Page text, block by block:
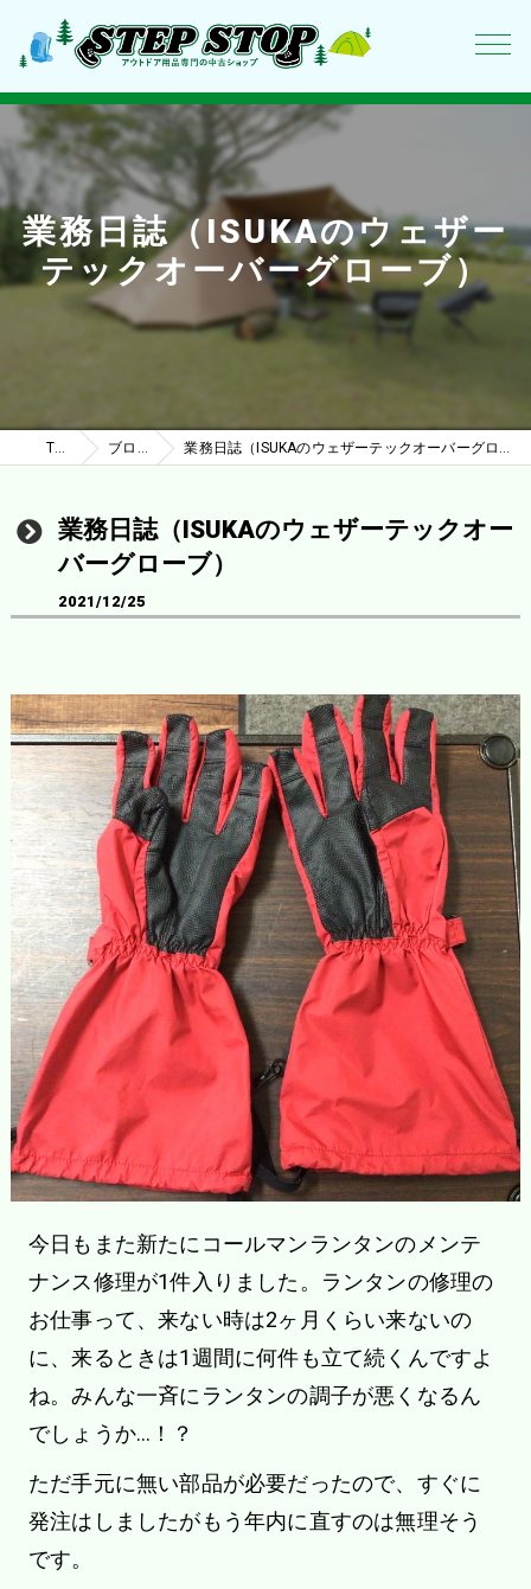
業務日誌（ISUKAのウェザー
テックオーバーグローブ）
TOP ブログ 業務日誌（ISUKAのウェザーテックオーバーグローブ）
業務日誌（ISUKAのウェザーテックオー
バーグローブ）
2021/12/25
今日もまた新たにコールマンランタンのメンテ
ナンス修理が1件入りました。ランタンの修理の
お仕事って、来ない時は2ヶ月くらい来ないの
に、来るときは1週間に何件も立て続くんですよ
ね。みんな一斉にランタンの調子が悪くなるん
でしょうか…！？
ただ手元に無い部品が必要だったので、すぐに
発注はしましたがもう年内に直すのは無理そう
です。